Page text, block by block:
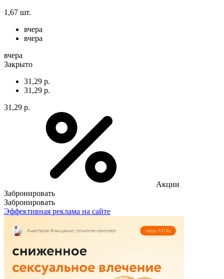
1,67 шт.
вчера
вчера
вчера
Закрыто
31,29 р.
31,29 р.
31,29 р.
Акции
Забронировать
Забронировать
Эффективная реклама на сайте